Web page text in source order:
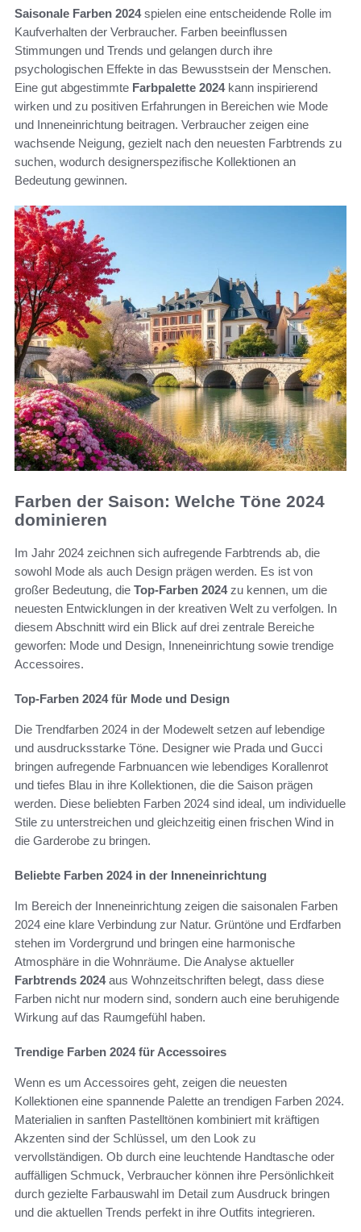
Saisonale Farben 2024spielen eine entscheidende Rolle im
Kaufverhalten der Verbraucher. Farben beeinflussen
Stimmungen und Trends und gelangen durch ihre
psychologischen Effekte in das Bewusstsein der Menschen.
Eine gut abgestimmte Farbpalette 2024kann inspirierend
wirken und zu positiven Erfahrungen in Bereichen wie Mode
und Inneneinrichtung beitragen. Verbraucher zeigen eine
wachsende Neigung, gezielt nach den neuesten Farbtrends zu
suchen, wodurch designerspezifische Kollektionen an
Bedeutung gewinnen.
Farben der Saison: Welche Töne 2024
dominieren
Im Jahr 2024 zeichnen sich aufregende Farbtrends ab, die
sowohl Mode als auch Design prägen werden. Es ist von
großer Bedeutung, die Top-Farben 2024zu kennen, um die
neuesten Entwicklungen in der kreativen Welt zu verfolgen. In
diesem Abschnitt wird ein Blick auf drei zentrale Bereiche
geworfen: Mode und Design, Inneneinrichtung sowie trendige
Accessoires.
Top-Farben 2024 für Mode und Design
Die Trendfarben 2024 in der Modewelt setzen auf lebendige
und ausdrucksstarke Töne. Designer wie Prada und Gucci
bringen aufregende Farbnuancen wie lebendiges Korallenrot
und tiefes Blau in ihre Kollektionen, die die Saison prägen
werden. Diese beliebten Farben 2024 sind ideal, um individuelle
Stile zu unterstreichen und gleichzeitig einen frischen Wind in
die Garderobe zu bringen.
Beliebte Farben 2024 in der Inneneinrichtung
Im Bereich der Inneneinrichtung zeigen die saisonalen Farben
2024 eine klare Verbindung zur Natur. Grüntöne und Erdfarben
stehen im Vordergrund und bringen eine harmonische
Atmosphäre in die Wohnräume. Die Analyse aktueller
Farbtrends 2024aus Wohnzeitschriften belegt, dass diese
Farben nicht nur modern sind, sondern auch eine beruhigende
Wirkung auf das Raumgefühl haben.
Trendige Farben 2024 für Accessoires
Wenn es um Accessoires geht, zeigen die neuesten
Kollektionen eine spannende Palette an trendigen Farben 2024.
Materialien in sanften Pastelltönen kombiniert mit kräftigen
Akzenten sind der Schlüssel, um den Look zu
vervollständigen. Ob durch eine leuchtende Handtasche oder
auffälligen Schmuck, Verbraucher können ihre Persönlichkeit
durch gezielte Farbauswahl im Detail zum Ausdruck bringen
und die aktuellen Trends perfekt in ihre Outfits integrieren.